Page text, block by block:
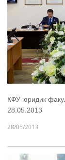
КФУ юридик
28.05.2013
28/05/2013